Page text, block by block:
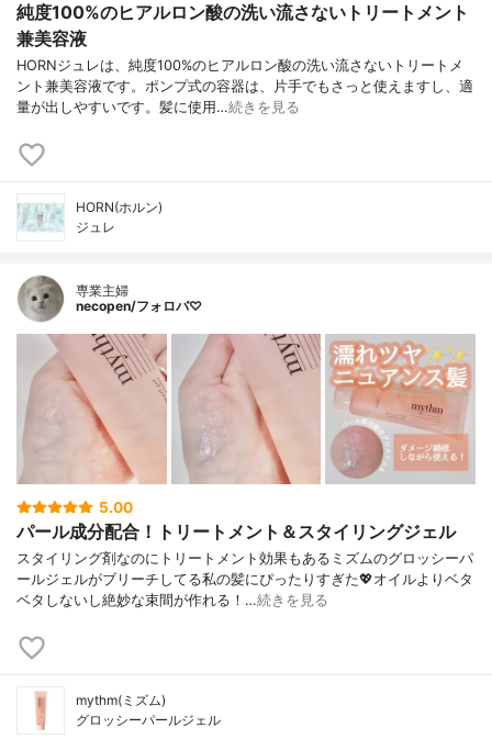
純度100%のヒアルロン酸の洗い流さないトリートメント
兼美容液
HORNジュレは、純度100%のヒアルロン酸の洗い流さないトリートメ
ント兼美容液です。ポンプ式の容器は、片手でもさっと使えますし、適
量が出しやすいです。髪に使用…続きを見る
HORN(ホルン)
ジュレ
専業主婦
necopen/フォロバ♡
5.00
パール成分配合！トリートメント＆スタイリングジェル
スタイリング剤なのにトリートメント効果もあるミズムのグロッシーパ
ールジェルがブリーチしてる私の髪にぴったりすぎた💖オイルよりベタ
ベタしないし絶妙な束間が作れる！…続きを見る
mythm(ミズム)
グロッシーパールジェル